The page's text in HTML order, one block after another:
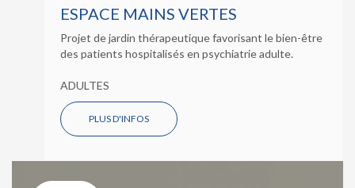
ESPACE MAINS VERTES
Projet de jardin thérapeutique favorisant le bien-être
des patients hospitalisés en psychiatrie adulte.
ADULTES
PLUS D'INFOS